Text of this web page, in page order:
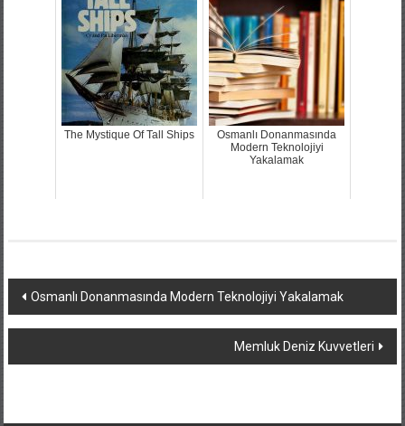
The Mystique Of Tall Ships
Osmanlı Donanmasında
Modern Teknolojiyi
Yazı
dolaşımı
Osmanlı Donanmasında Modern Teknolojiyi Yakalamak